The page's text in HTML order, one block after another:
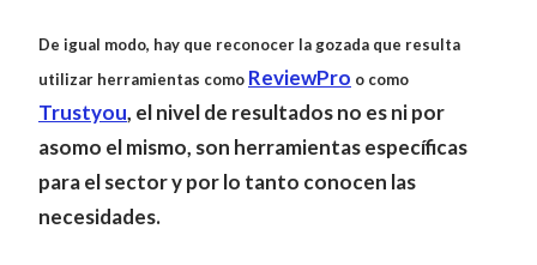
De igual modo, hay que reconocer la gozada que resulta
utilizar herramientas como ReviewPro o como
Trustyou, el nivel de resultados no es ni por
asomo el mismo, son herramientas específicas
para el sector y por lo tanto conocen las
necesidades.